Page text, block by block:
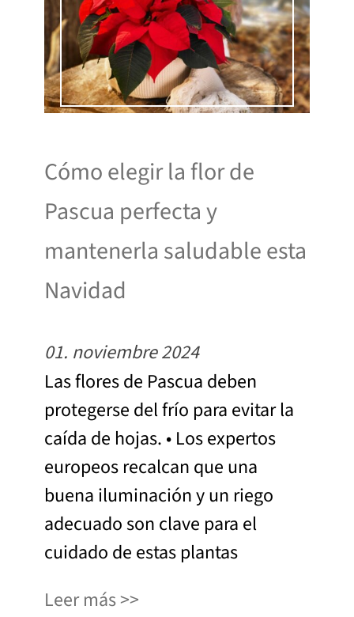
Cómo elegir la flor de
Pascua perfecta y
mantenerla saludable esta
Navidad
01. noviembre 2024
Las flores de Pascua deben
protegerse del frío para evitar la
caída de hojas. • Los expertos
europeos recalcan que una
buena iluminación y un riego
adecuado son clave para el
cuidado de estas plantas
Leer más